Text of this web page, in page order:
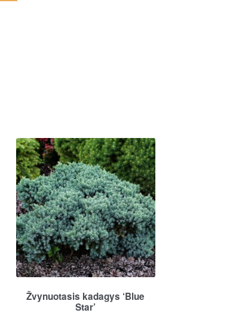
Žvynuotasis kadagys ‘Blue
Star’